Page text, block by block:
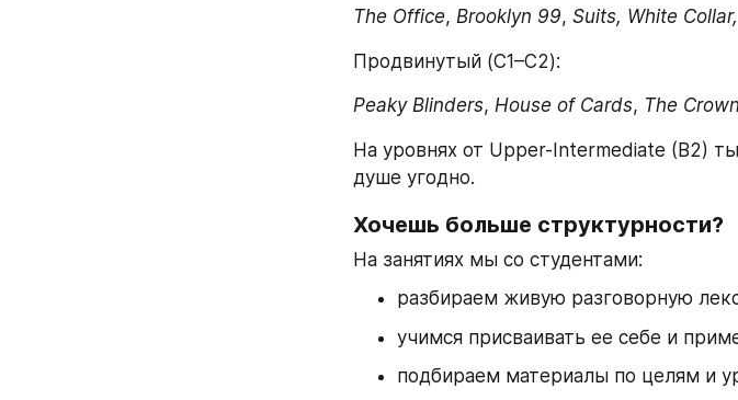
The Office, Brooklyn 99, Suits, White
Продвинутый (C1–C2):
Peaky Blinders, House of Cards, The
На уровнях от Upper-Intermediate (B2)
душе угодно.
Хочешь больше структурности?
На занятиях мы со студентами:
разбираем живую разговорную
учимся присваивать ее себе и
подбираем материалы по целям и